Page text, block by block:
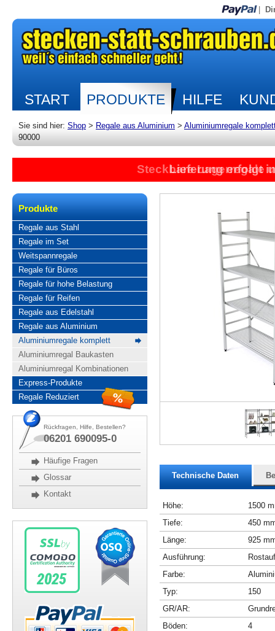
START PRODUKTE HILFE
Sie sind hier: Shop > Regale aus Aluminium > Aluminiumregale
90000
Steckbare Lagerregale
Lieferung erfolgt
Produkte
Regale aus Stahl
Regale im Set
Weitspannregale
Regale für Büros
Regale für hohe Belastung
Regale für Reifen
Regale aus Edelstahl
Regale aus Aluminium
Aluminiumregale komplett
Aluminiumregal Baukasten
Aluminiumregal Kombinationen
Express-Produkte
Regale Reduziert
Rückfragen, Hilfe, Bestellen?
06201 690095-0
Häufige Fragen
Glossar
Kontakt
Technische Daten
Höhe:
1500
Tiefe:
450
Länge:
925
Ausführung:
Farbe:
Typ:
150
GR/AR:
Böden:
4